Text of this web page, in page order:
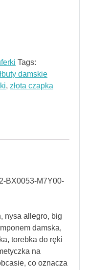
Tags:
damskie
, złota czapka
BX0053-M7Y00-
nysa allegro, big
damska,
torebka do ręki
na
co oznacza